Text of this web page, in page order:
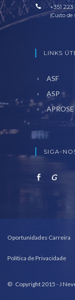
+351 223
(Custo
LINKS
ASF
ASP
APROSE
SIGA-
G
Oportunidades Carreira
Política de Privacidade
© Copyright 2015 - J